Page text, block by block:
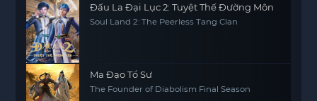
Đấu La Đại Lục 2: Tuyệt Thế Đường Môn
Soul Land 2: The Peerless Tang Clan
Ma Đạo Tổ Sư
The Founder of Diabolism Final Season